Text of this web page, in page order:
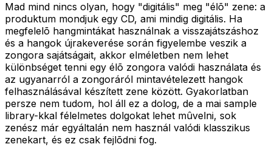
Mad mind nincs olyan, hogy "digitális" meg "élõ" zene: a
produktum mondjuk egy CD, ami mindig digitális. Ha
megfelelõ hangmintákat használnak a visszajátszáshoz
és a hangok újrakeverése során figyelembe veszik a
zongora sajátságait, akkor elméletben nem lehet
különbséget tenni egy élõ zongora valódi használata és
az ugyanarról a zongoráról mintavételezett hangok
felhasználásával készített zene között. Gyakorlatban
persze nem tudom, hol áll ez a dolog, de a mai sample
library-kkal félelmetes dolgokat lehet mûvelni, sok
zenész már egyáltalán nem használ valódi klasszikus
zenekart, és ez csak fejlõdni fog.